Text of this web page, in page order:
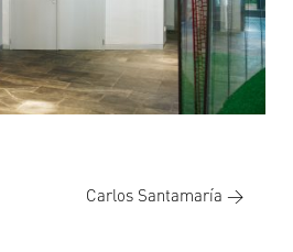
Carlos Santamaría →